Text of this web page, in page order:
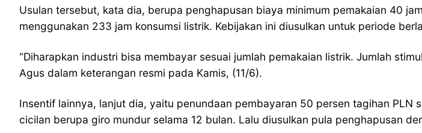
Usulan tersebut, kata dia, berupa penghapusan biaya minimum pemakaian 40
menggunakan 233 jam konsumsi listrik. Kebijakan ini diusulkan untuk periode
“Diharapkan industri bisa membayar sesuai jumlah pemakaian listrik. Jumlah
Agus dalam keterangan resmi pada Kamis, (11/6).
Insentif lainnya, lanjut dia, yaitu penundaan pembayaran 50 persen tagihan
cicilan berupa giro mundur selama 12 bulan. Lalu diusulkan pula penghapusan